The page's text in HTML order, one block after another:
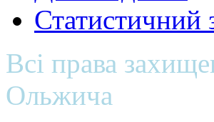
Статистичний
Всі права
Ольжича